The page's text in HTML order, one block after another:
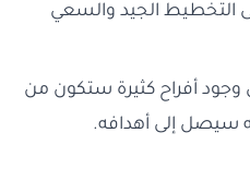
التخطيط الجيد والسعي
وجود أفراح كثيرة ستكون من
سيصل إلى أهدافه.